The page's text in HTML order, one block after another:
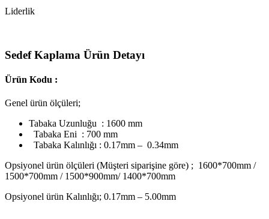
Liderlik
Sedef Kaplama Ürün Detayı
Ürün Kodu :
Genel ürün ölçüleri;
Tabaka Uzunluğu : 1600 mm
Tabaka Eni : 700 mm
Tabaka Kalınlığı : 0.17mm – 0.34mm
Opsiyonel ürün ölçüleri (Müşteri siparişine göre) ; 1600*700mm /
1500*700mm / 1500*900mm/ 1400*700mm
Opsiyonel ürün Kalınlığı; 0.17mm – 5.00mm